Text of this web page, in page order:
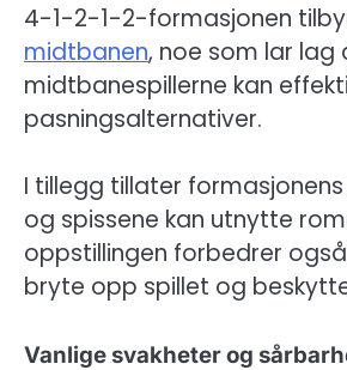
4-1-2-1-2-formasjonen
midtbanen, noe som lar
midtbanespillerne kan
pasningsalternativer.
I tillegg tillater
og spissene kan utnytte
oppstillingen forbedrer
bryte opp spillet og
Vanlige svakheter og